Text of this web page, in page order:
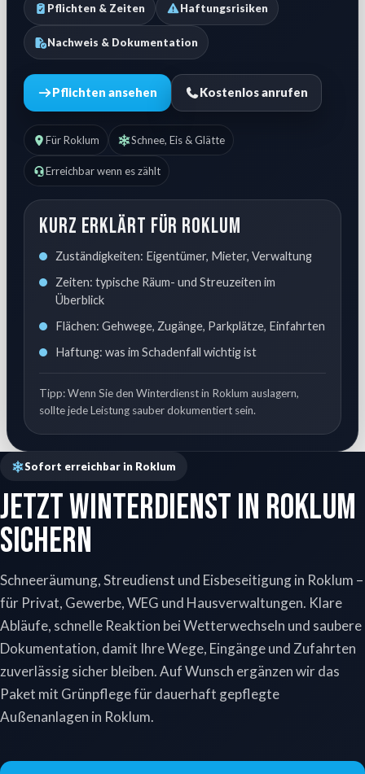
Pflichten & Zeiten Haftungsrisiken
Nachweis & Dokumentation
Pflichten ansehen Kostenlos anrufen
Für Roklum Schnee, Eis & Glätte
Erreichbar wenn es zählt
Kurz erklärt für Roklum
Zuständigkeiten: Eigentümer, Mieter, Verwaltung
Zeiten: typische Räum- und Streuzeiten im
Überblick
Flächen: Gehwege, Zugänge, Parkplätze, Einfahrten
Haftung: was im Schadenfall wichtig ist
Tipp: Wenn Sie den Winterdienst in Roklum auslagern,
sollte jede Leistung sauber dokumentiert sein.
Sofort erreichbar in Roklum
Jetzt Winterdienst in Roklum
sichern
Schneeräumung, Streudienst und Eisbeseitigung in Roklum –
für Privat, Gewerbe, WEG und Hausverwaltungen. Klare
Abläufe, schnelle Reaktion bei Wetterwechseln und saubere
Dokumentation, damit Ihre Wege, Eingänge und Zufahrten
zuverlässig sicher bleiben. Auf Wunsch ergänzen wir das
Paket mit Grünpflege für dauerhaft gepflegte
Außenanlagen in Roklum.